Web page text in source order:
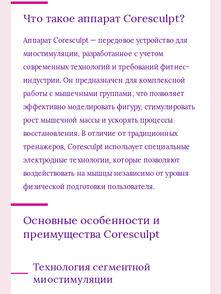
Что такое аппарат Coresculpt?
Аппарат Coresculpt — передовое устройство для
миостимуляции, разработанное с учетом
современных технологий и требований фитнес-
индустрии. Он предназначен для комплексной
работы с мышечными группами, что позволяет
эффективно моделировать фигуру, стимулировать
рост мышечной массы и ускорять процессы
восстановления. В отличие от традиционных
тренажеров, Coresculpt использует специальные
электродные технологии, которые позволяют
воздействовать на мышцы независимо от уровня
физической подготовки пользователя.
Основные особенности и
преимущества Coresculpt
Технология сегментной
миостимуляции